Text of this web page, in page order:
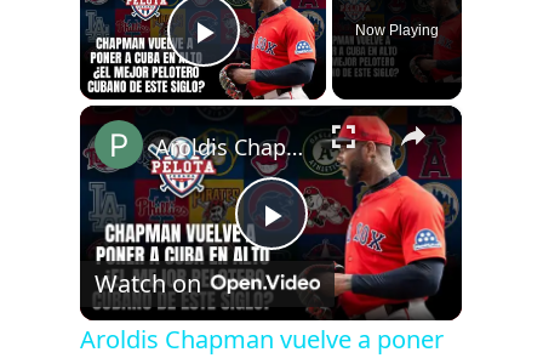
Play Video
Now Playing
×
P
l
Aroldis Chapman vuelve a poner a Cuba en alto ¿Es el mejor pelotero cubano de este siglo?
Watch on
Aroldis Chapman vuelve a poner